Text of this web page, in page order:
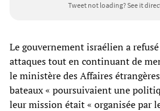
Tweet not loading?See it
Le gouvernement israélien a
attaques tout en continuant de
le ministère des Affaires
bateaux « poursuivaient une
leur mission était « organisée par